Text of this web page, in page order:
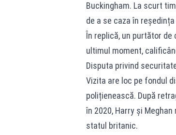
Buckingham. La scurt
de a se caza în
În replică, un purtător
ultimul moment,
Disputa privind
Vizita are loc pe fondul
polițienească. După
în 2020, Harry și
statul britanic.